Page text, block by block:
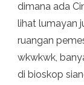
dimana ada
lihat lumayan
ruangan
wkwkwk,
di bioskop